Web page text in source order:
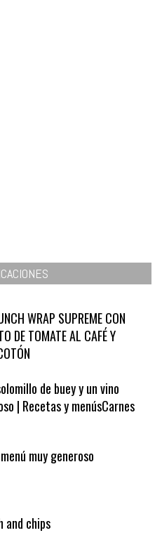
WRAP SUPREME CON
DE TOMATE AL CAFÉ Y
de buey y un vino
| Recetas y menúsCarnes
muy generoso
and chips